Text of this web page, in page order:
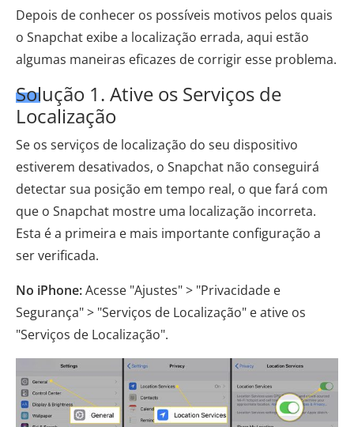
Depois de conhecer os possíveis motivos pelos quais
o Snapchat exibe a localização errada, aqui estão
algumas maneiras eficazes de corrigir esse problema.
Solução 1. Ative os Serviços de
Localização
Se os serviços de localização do seu dispositivo
estiverem desativados, o Snapchat não conseguirá
detectar sua posição em tempo real, o que fará com
que o Snapchat mostre uma localização incorreta.
Esta é a primeira e mais importante configuração a
ser verificada.
No iPhone:Acesse "Ajustes" > "Privacidade e
Segurança" > "Serviços de Localização" e ative os
"Serviços de Localização".